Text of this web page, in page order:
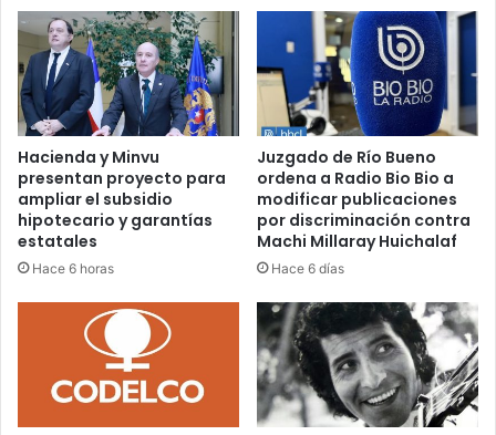
Hacienda y Minvu
presentan proyecto para
ampliar el subsidio
hipotecario y garantías
estatales
Hace 6 horas
Juzgado de Río Bueno
ordena a Radio Bio Bio a
modificar publicaciones
por discriminación contra
Machi Millaray Huichalaf
Hace 6 días